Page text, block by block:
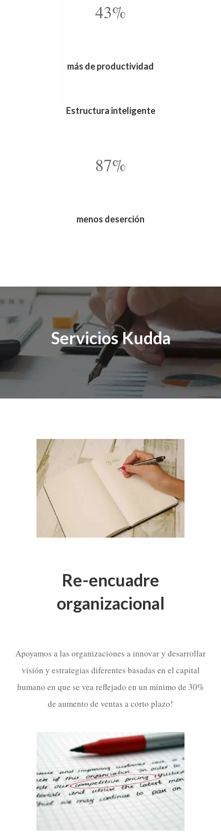
43%
más de productividad
Estructura inteligente
87%
menos deserción
Servicios Kudda
Re-encuadre
organizacional
Apoyamos a las organizaciones a innovar y desarrollar
visión y estrategias diferentes basadas en el capital
humano en que se vea reflejado en un mínimo de 30%
de aumento de ventas a corto plazo!